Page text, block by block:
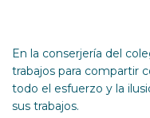
En la conserjería del
trabajos para compartir
todo el esfuerzo y la
sus trabajos.